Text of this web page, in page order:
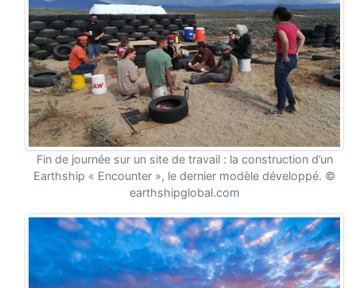
Fin de journée sur un site de travail : la construction d’un
Earthship « Encounter », le dernier modèle développé. ©
earthshipglobal.com